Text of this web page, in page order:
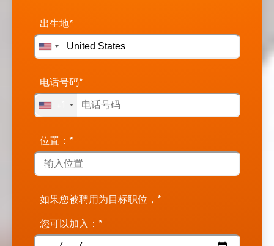
出生地*
电话号码*
位置：*
如果您被聘用为目标职位，*
您可以加入：*